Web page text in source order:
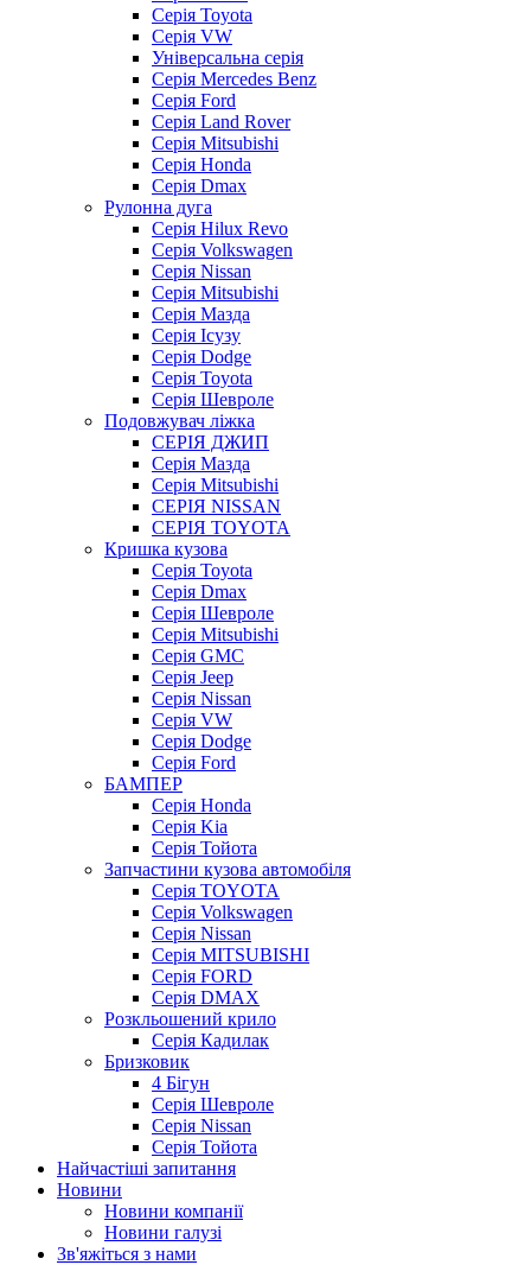
Серія Toyota
Серія VW
Універсальна серія
Серія Mercedes Benz
Серія Ford
Серія Land Rover
Серія Mitsubishi
Серія Honda
Серія Dmax
Рулонна дуга
Серія Hilux Revo
Серія Volkswagen
Серія Nissan
Серія Mitsubishi
Серія Мазда
Серія Ісузу
Серія Dodge
Серія Toyota
Серія Шевроле
Подовжувач ліжка
СЕРІЯ ДЖИП
Серія Мазда
Серія Mitsubishi
СЕРІЯ NISSAN
СЕРІЯ TOYOTA
Кришка кузова
Серія Toyota
Серія Dmax
Серія Шевроле
Серія Mitsubishi
Серія GMC
Серія Jeep
Серія Nissan
Серія VW
Серія Dodge
Серія Ford
БАМПЕР
Серія Honda
Серія Kia
Серія Тойота
Запчастини кузова автомобіля
Серія TOYOTA
Серія Volkswagen
Серія Nissan
Серія MITSUBISHI
Серія FORD
Серія DMAX
Розкльошений крило
Серія Кадилак
Бризковик
4 Бігун
Серія Шевроле
Серія Nissan
Серія Тойота
Найчастіші запитання
Новини
Новини компанії
Новини галузі
Зв'яжіться з нами